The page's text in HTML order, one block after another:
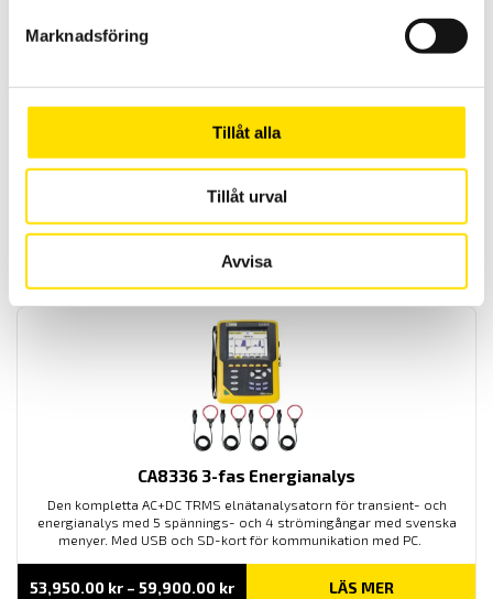
Marknadsföring
Tillåt alla
Tillåt urval
Avvisa
Tillbehör strömtänger fasta modeller till Qualistar
och PEL
Tillbehör strömtänger med anslutningskontakt avpassade för
dessa effekt- och energianalysatorer från Chauvin-Arnoux: PEL51,
PEL52, PEL102, PEL103, PEL104, PEL105, PEL106, PEL112, PEL113, PEL115,
CA8220, CA8331, CA8333, CA8334, CA8335, CA8336, CA83435.
2,420.00kr–26,930.00krPrisintervall:
2,420.00 kr
till
26,930.00 kr
LÄS MER
CA8336 3-fas Energianalys
Den kompletta AC+DC TRMS elnätanalysatorn för transient- och
energianalys med 5 spännings- och 4 strömingångar med svenska
menyer. Med USB och SD-kort för kommunikation med PC.
53,950.00 kr – 59,900.00 krPrisintervall:LÄS MER